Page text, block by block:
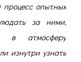
процесс опытных
за ними,
в атмосферу
изнутри узнать